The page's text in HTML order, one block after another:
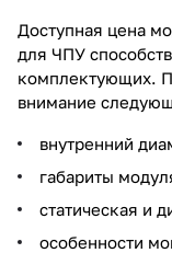
Доступная цена
для ЧПУ
комплектующих.
внимание
внутренний
габариты
статическая и
особенности